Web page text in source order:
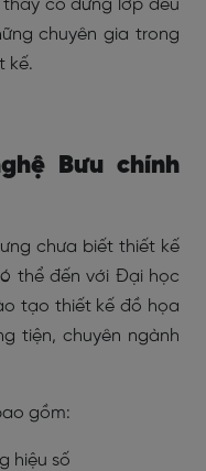
cô đứng lớp đều
chuyên gia trong
kế.
Bưu chính
chưa biết thiết kế
thể đến với Đại học
tạo thiết kế đồ họa
tiện, chuyên ngành
gồm:
hiệu số